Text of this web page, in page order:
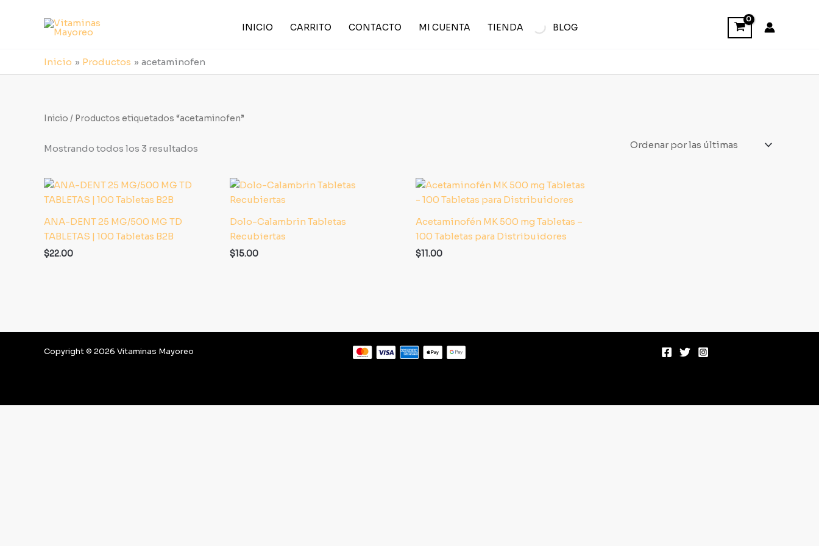
INICIO CARRITO CONTACTO MI CUENTA TIENDA BLOG
Inicio Productos acetaminofen
Inicio / Productos etiquetados “acetaminofen”
Mostrando todos los 3 resultados
ANA-DENT 25 MG/500 MG TD
TABLETAS | 100 Tabletas B2B
$22.00
Dolo-Calambrin Tabletas
Recubiertas
$15.00
Acetaminofén MK 500 mg Tabletas –
100 Tabletas para Distribuidores
$11.00
Copyright © 2026 Vitaminas Mayoreo